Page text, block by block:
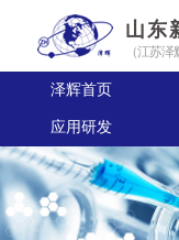
山东
（江苏
泽辉首页
应用研发